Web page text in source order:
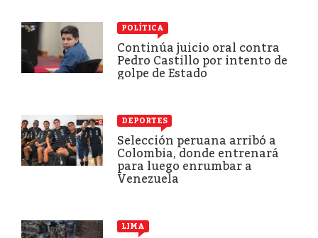
POLÍTICA
Continúa juicio oral contra
Pedro Castillo por intento de
golpe de Estado
DEPORTES
Selección peruana arribó a
Colombia, donde entrenará
para luego enrumbar a
Venezuela
LIMA